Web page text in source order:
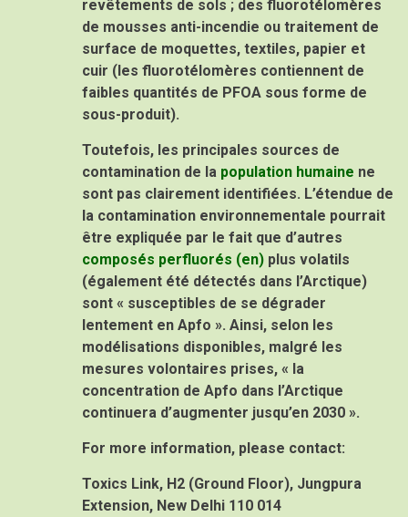
revêtements de sols ; des fluorotélomères
de mousses anti-incendie ou traitement de
surface de moquettes, textiles, papier et
cuir (les fluorotélomères contiennent de
faibles quantités de PFOA sous forme de
sous-produit).
Toutefois, les principales sources de
contamination de la population humaine ne
sont pas clairement identifiées. L’étendue de
la contamination environnementale pourrait
être expliquée par le fait que d’autres
composés perfluorés (en) plus volatils
(également été détectés dans l’Arctique)
sont « susceptibles de se dégrader
lentement en Apfo ». Ainsi, selon les
modélisations disponibles, malgré les
mesures volontaires prises, « la
concentration de Apfo dans l’Arctique
continuera d’augmenter jusqu’en 2030 ».
For more information, please contact:
Toxics Link, H2 (Ground Floor), Jungpura
Extension, New Delhi 110 014